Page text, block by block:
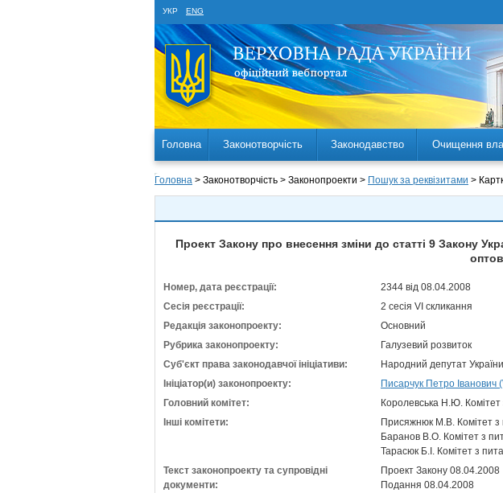
УКР ENG
Головна Законотворчість Законодавство Очищення
Головна > Законотворчість > Законопроекти > Пошук за реквізитами >
Проект Закону про внесення зміни до статті 9 Закону
Номер, дата реєстрації:
2344 від 08.04.2008
Сесія реєстрації:
2 сесія VI скликання
Редакція законопроекту:
Основний
Рубрика законопроекту:
Галузевий розвиток
Суб'єкт права законодавчої ініціативи:
Народний депутат України
Ініціатор(и) законопроекту:
Писарчук Петро Іванович
Головний комітет:
Королевська Н.Ю. Комітет
Інші комітети:
Присяжнюк М.В. Комітет з
Баранов В.О. Комітет з
Тарасюк Б.І. Комітет з
Текст законопроекту та супровідні
документи:
Проект Закону 08.04.2008
Подання 08.04.2008